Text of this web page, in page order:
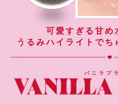
可愛すぎる甘め
うるみハイライトでち
バニラブ